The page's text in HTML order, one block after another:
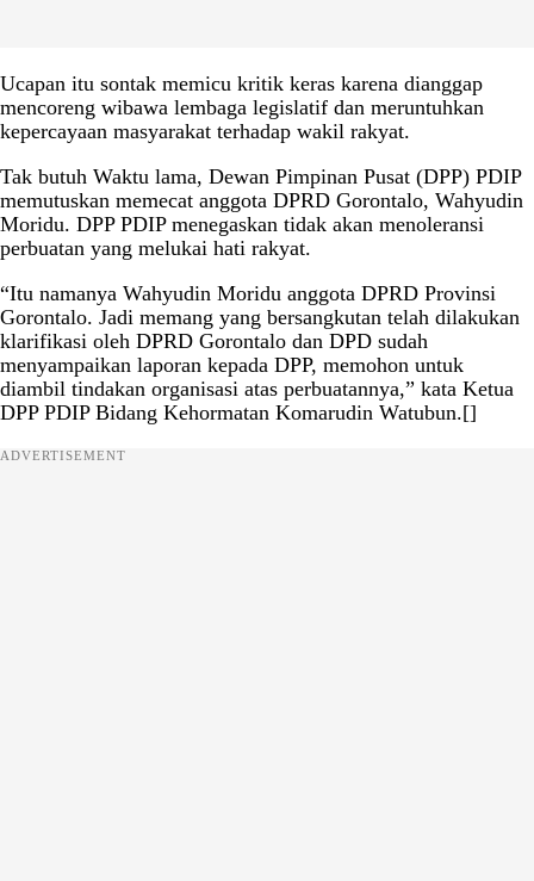
Ucapan itu sontak memicu kritik keras karena dianggap
mencoreng wibawa lembaga legislatif dan meruntuhkan
kepercayaan masyarakat terhadap wakil rakyat.
Tak butuh Waktu lama, Dewan Pimpinan Pusat (DPP) PDIP
memutuskan memecat anggota DPRD Gorontalo, Wahyudin
Moridu. DPP PDIP menegaskan tidak akan menoleransi
perbuatan yang melukai hati rakyat.
“Itu namanya Wahyudin Moridu anggota DPRD Provinsi
Gorontalo. Jadi memang yang bersangkutan telah dilakukan
klarifikasi oleh DPRD Gorontalo dan DPD sudah
menyampaikan laporan kepada DPP, memohon untuk
diambil tindakan organisasi atas perbuatannya,” kata Ketua
DPP PDIP Bidang Kehormatan Komarudin Watubun.[]
ADVERTISEMENT